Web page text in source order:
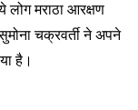
लोग मराठा आरक्षण
चक्रवर्ती ने अपने
है।